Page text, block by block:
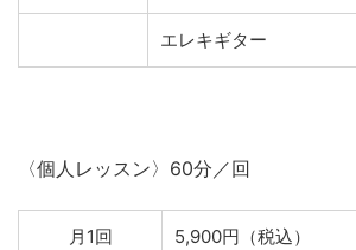
エレキギター
〈個人レッスン〉60分／回
月1回 5,900円（税込）